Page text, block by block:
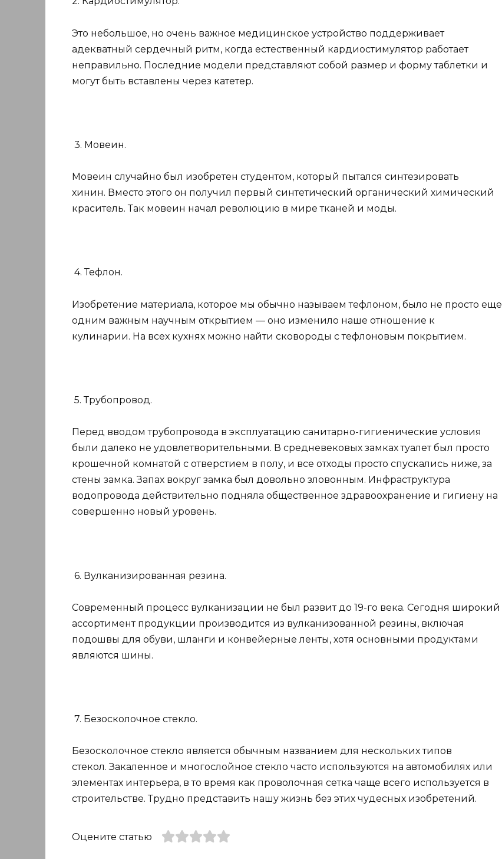
Это небольшое, но очень важное медицинское устройство поддерживает
адекватный сердечный ритм, когда естественный кардиостимулятор работает
неправильно. Последние модели представляют собой размер и форму таблетки и
могут быть вставлены через катетер.
3. Мовеин.
Мовеин случайно был изобретен студентом, который пытался синтезировать
хинин. Вместо этого он получил первый синтетический органический химический
краситель. Так мовеин начал революцию в мире тканей и моды.
4. Тефлон.
Изобретение материала, которое мы обычно называем тефлоном, было не просто еще
одним важным научным открытием — оно изменило наше отношение к
кулинарии. На всех кухнях можно найти сковороды с тефлоновым покрытием.
5. Трубопровод.
Перед вводом трубопровода в эксплуатацию санитарно-гигиенические условия
были далеко не удовлетворительными. В средневековых замках туалет был просто
крошечной комнатой с отверстием в полу, и все отходы просто спускались ниже, за
стены замка. Запах вокруг замка был довольно зловонным. Инфраструктура
водопровода действительно подняла общественное здравоохранение и гигиену на
совершенно новый уровень.
6. Вулканизированная резина.
Современный процесс вулканизации не был развит до 19-го века. Сегодня широкий
ассортимент продукции производится из вулканизованной резины, включая
подошвы для обуви, шланги и конвейерные ленты, хотя основными продуктами
являются шины.
7. Безосколочное стекло.
Безосколочное стекло является обычным названием для нескольких типов
стекол. Закаленное и многослойное стекло часто используются на автомобилях или
элементах интерьера, в то время как проволочная сетка чаще всего используется в
строительстве. Трудно представить нашу жизнь без этих чудесных изобретений.
Оцените статью